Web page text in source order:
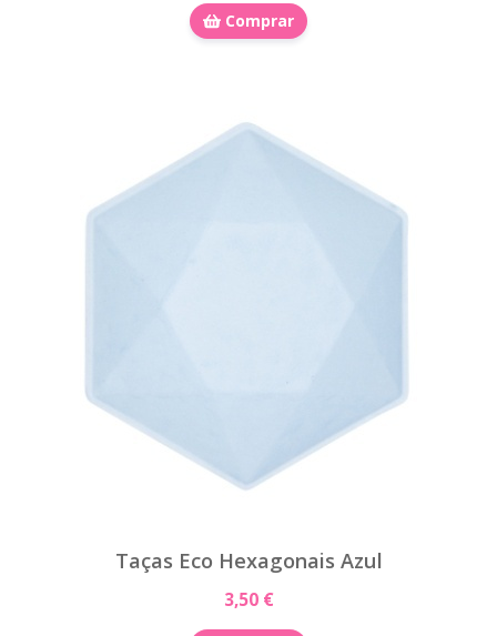
Comprar
Taças Eco Hexagonais Azul
3,50 €